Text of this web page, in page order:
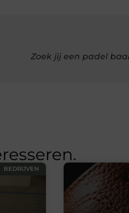
Zoek jij een padel
BEDRIJVEN